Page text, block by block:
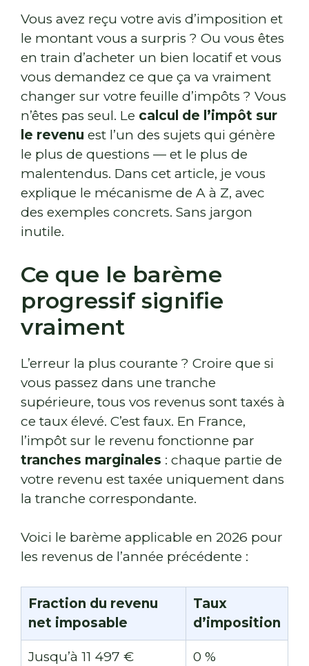
Vous avez reçu votre avis d’imposition et
le montant vous a surpris ? Ou vous êtes
en train d’acheter un bien locatif et vous
vous demandez ce que ça va vraiment
changer sur votre feuille d’impôts ? Vous
n’êtes pas seul. Le calcul de l’impôt sur
le revenu est l’un des sujets qui génère
le plus de questions — et le plus de
malentendus. Dans cet article, je vous
explique le mécanisme de A à Z, avec
des exemples concrets. Sans jargon
inutile.
Ce que le barème
progressif signifie
vraiment
L’erreur la plus courante ? Croire que si
vous passez dans une tranche
supérieure, tous vos revenus sont taxés à
ce taux élevé. C’est faux. En France,
l’impôt sur le revenu fonctionne par
tranches marginales : chaque partie de
votre revenu est taxée uniquement dans
la tranche correspondante.
Voici le barème applicable en 2026 pour
les revenus de l’année précédente :
Fraction du revenu
net imposable
Taux
d’imposition
Jusqu’à 11 497 € 0 %